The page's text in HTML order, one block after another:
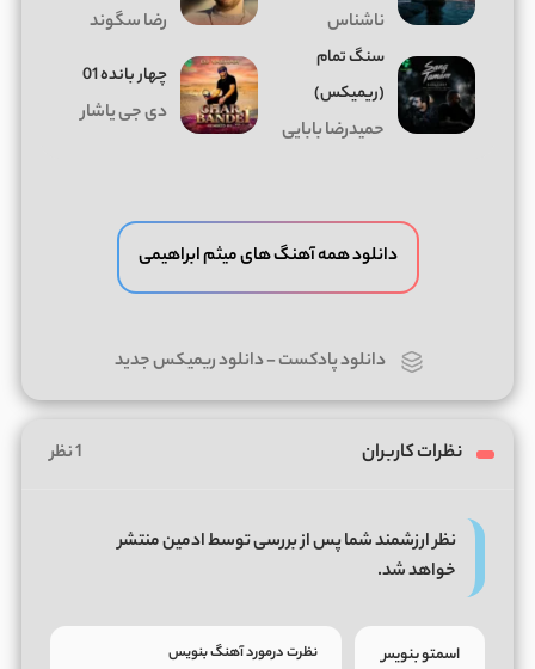
ناشناس رضا سگوند
سنگ تمام
(ریمیکس)
حمیدرضا بابایی
چهار بانده 01
دی جی یاشار
دانلود همه آهنگ های میثم ابراهیمی
دانلود پادکست-دانلود ریمیکس جدید
نظرات کاربران 1 نظر
نظر ارزشمند شما پس از بررسی توسط ادمین منتشر
خواهد شد.